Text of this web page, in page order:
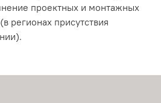
проектных и монтажных
регионах присутствия